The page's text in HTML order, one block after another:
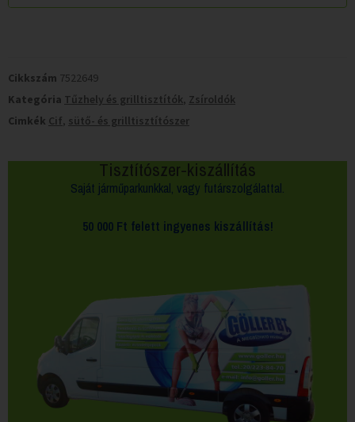
Cikkszám 7522649
Kategória Tűzhely és grilltisztítók, Zsíroldók
Cimkék Cif, sütő- és grilltisztítószer
Tisztítószer-kiszállítás
Saját járműparkunkkal, vagy futárszolgálattal.
50 000 Ft felett ingyenes kiszállítás!